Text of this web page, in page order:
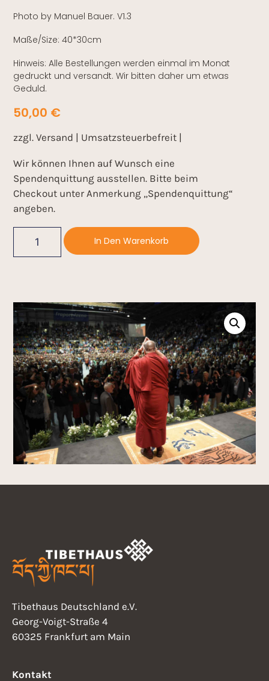
Photo by Manuel Bauer. V1.3
Maße/Size: 40*30cm
Hinweis: Alle Bestellungen werden einmal im Monat
gedruckt und versandt. Wir bitten daher um etwas
Geduld.
50,00 €
zzgl. Versand | Umsatzsteuerbefreit |
Wir können Ihnen auf Wunsch eine
Spendenquittung ausstellen. Bitte beim
Checkout unter Anmerkung „Spendenquittung“
angeben.
In Den Warenkorb
Tibethaus Deutschland e.V.
Georg-Voigt-Straße 4
60325 Frankfurt am Main
Kontakt